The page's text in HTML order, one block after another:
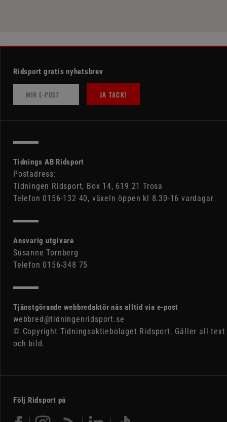
Ridsport gratis nyhetsbrev
JA TACK!
Tidnings AB Ridsport
Postadress:
Tidningen Ridsport, Box 14, 619 21 Trosa
Telefon 0156-132 40, växeln öppen kl 8.30-16 vardagar
Ansvarig utgivare
Susanne Tornberg
Telefon 0156-348 75
Tjänstgörande webbredaktör nås alltid via e-post
webbred@tidningenridsport.se
© Copyright Tidningsaktiebolaget Ridsport. Gäller all text
och bild.
Följ Ridsport på